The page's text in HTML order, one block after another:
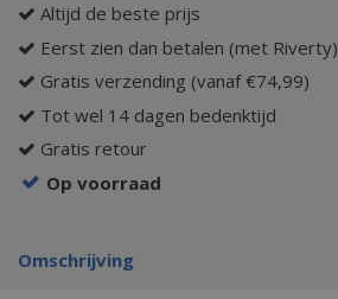
Altijd de beste prijs
Eerst zien dan betalen (met Riverty)
Gratis verzending (vanaf €74,99)
Tot wel 14 dagen bedenktijd
Gratis retour
Op voorraad
Omschrijving